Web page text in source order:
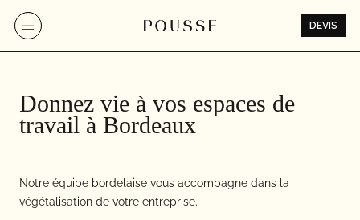
DEVIS
Donnez vie à vos espaces de
travail à Bordeaux
Notre équipe bordelaise vous accompagne dans la
végétalisation de votre entreprise.